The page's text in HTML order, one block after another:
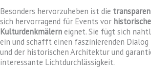
Besonders hervorzuheben ist die
sich hervorragend für Events vor
Kulturdenkmälerneignet. Sie fügt sich
ein und schafft einen faszinierenden Dialog
und der historischen Architektur und
interessante Lichtdurchlässigkeit.